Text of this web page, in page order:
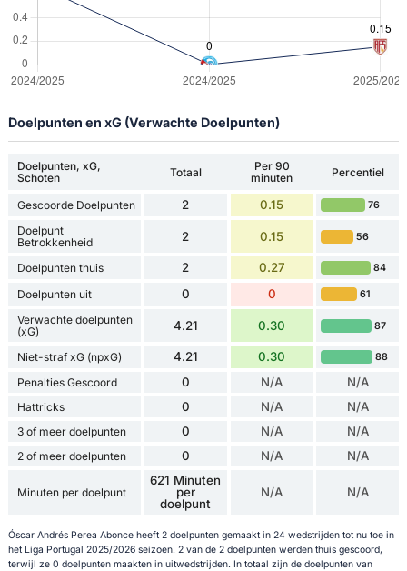
Doelpunten en xG (Verwachte Doelpunten)
Doelpunten, xG,
Schoten
Totaal
Per 90
minuten
Percentiel
Gescoorde Doelpunten 2 0.15 76
Doelpunt
Betrokkenheid
2 0.15 56
Doelpunten thuis 2 0.27 84
Doelpunten uit 0 0 61
Verwachte doelpunten
(xG)
4.21 0.30 87
Niet-straf xG (npxG) 4.21 0.30 88
Penalties Gescoord 0 N/A N/A
Hattricks 0 N/A N/A
3 of meer doelpunten 0 N/A N/A
2 of meer doelpunten 0 N/A N/A
Minuten per doelpunt
621 Minuten
per
doelpunt
N/A N/A
Óscar Andrés Perea Abonce heeft 2 doelpunten gemaakt in 24 wedstrijden tot nu toe in
het Liga Portugal 2025/2026 seizoen. 2 van de 2 doelpunten werden thuis gescoord,
terwijl ze 0 doelpunten maakten in uitwedstrijden. In totaal zijn de doelpunten van